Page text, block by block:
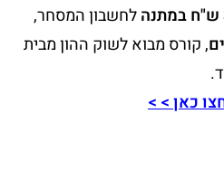
לחשבון המסחר,
, קורס מבוא לשוק ההון מבית
כאן > >